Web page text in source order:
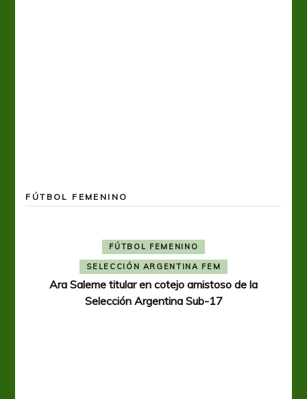
FÚTBOL FEMENINO
FÚTBOL FEMENINO
SELECCIÓN ARGENTINA FEM
Ara Saleme titular en cotejo amistoso de la
Selección Argentina Sub-17